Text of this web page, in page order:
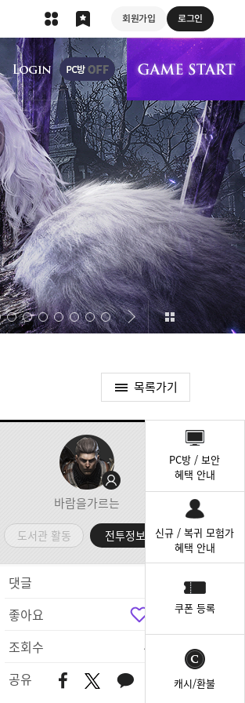
회원가입 로그인
상단 메뉴
목록가기
바람을가르는
도서관 활동 전투정보실
댓글
좋아요
조회수
482
공유
PC방 / 보안
혜택 안내
신규 / 복귀 모험가
혜택 안내
쿠폰 등록
캐시/환불